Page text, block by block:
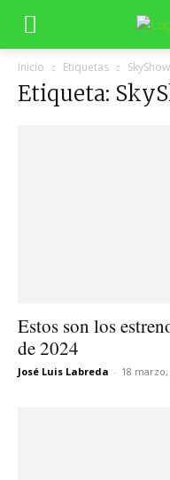
Inicio Etiquetas
Etiqueta:
Estos son los
de 2024
José Luis Labreda - 18 marzo,